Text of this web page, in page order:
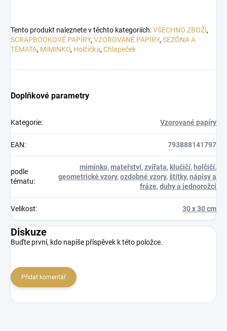
Tento produkt naleznete v těchto kategoriích:VŠECHNO ZBOŽÍ,
SCRAPBOOKOVÉ PAPÍRY, VZOROVANÉ PAPÍRY, SEZÓNA A
TÉMATA, MIMINKO, Holčička, Chlapeček
Doplňkové parametry
Kategorie: Vzorované papíry
EAN: 793888141797
podle
tématu:
miminko,mateřství,zvířata, klučičí, holčičí,
geometrické vzory,ozdobné vzory,štítky,nápisy a
fráze,duhy a jednorožci
Velikost: 30 x 30 cm
Diskuze
Buďte první, kdo napíše příspěvek k této položce.
Přidat komentář